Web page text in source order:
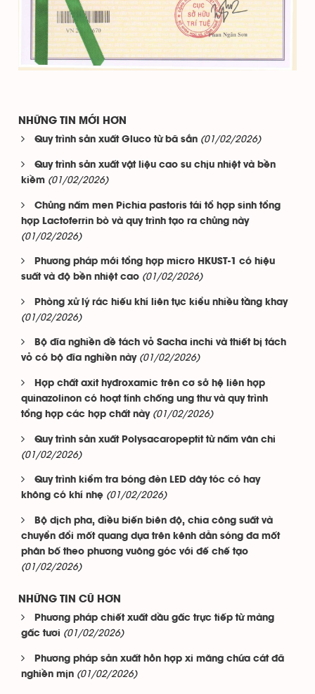
NHỮNG TIN MỚI HƠN
Quy trình sản xuất Gluco từ bã sắn (01/02/2026)
Quy trình sản xuất vật liệu cao su chịu nhiệt và bền
kiềm (01/02/2026)
Chủng nấm men Pichia pastoris tái tổ hợp sinh tổng
hợp Lactoferrin bò và quy trình tạo ra chủng này
(01/02/2026)
Phương pháp mới tổng hợp micro HKUST-1 có hiệu
suất và độ bền nhiệt cao (01/02/2026)
Phòng xử lý rác hiếu khí liên tục kiểu nhiều tầng khay
(01/02/2026)
Bộ đĩa nghiền đề tách vỏ Sacha inchi và thiết bị tách
vỏ có bộ đĩa nghiền này (01/02/2026)
Hợp chất axit hyđroxamic trên cơ sở hệ liên hợp
quinazolinon có hoạt tính chống ung thư và quy trình
tổng hợp các hợp chất này (01/02/2026)
Quy trình sản xuất Polysacaropeptit từ nấm vân chi
(01/02/2026)
Quy trình kiểm tra bóng đèn LED dây tóc có hay
không có khí nhẹ (01/02/2026)
Bộ dịch pha, điều biến biên độ, chia công suất và
chuyển đổi mốt quang dựa trên kênh dẫn sóng đa mốt
phân bố theo phương vuông góc với đế chế tạo
(01/02/2026)
NHỮNG TIN CŨ HƠN
Phương pháp chiết xuất dầu gấc trực tiếp từ màng
gấc tươi (01/02/2026)
Phương pháp sản xuất hỗn hợp xi măng chứa cát đã
nghiền mịn (01/02/2026)